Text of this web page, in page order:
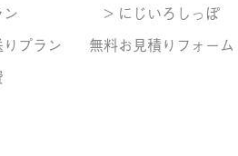
プラン
> にじいろしっぽ
無料お見積りフォーム